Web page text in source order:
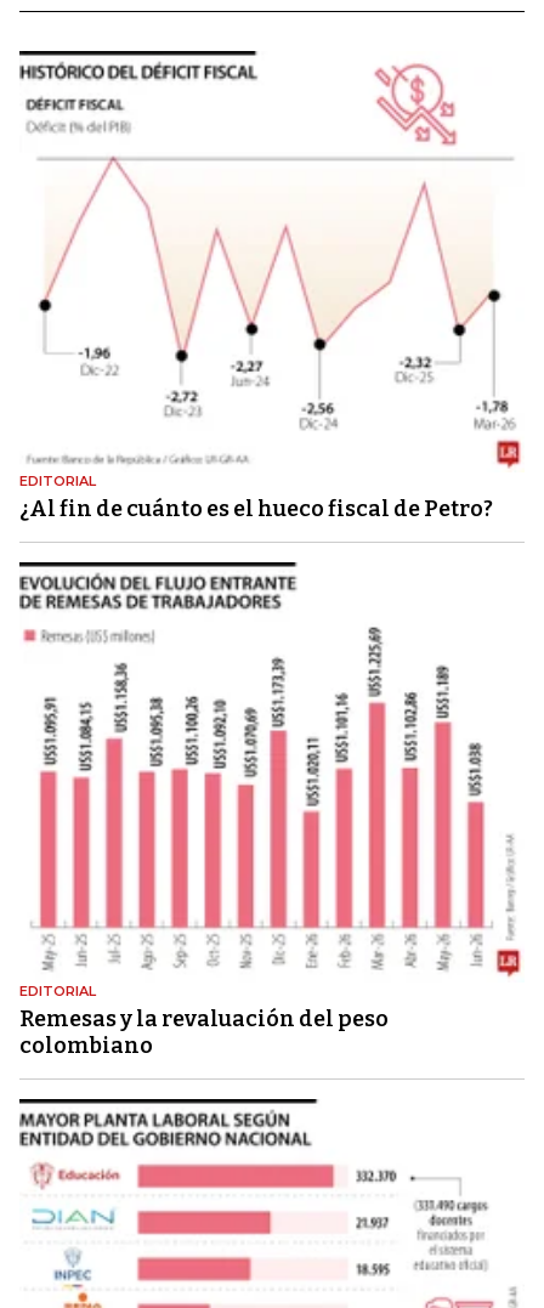
EDITORIAL
¿Al fin de cuánto es el hueco fiscal de Petro?
EDITORIAL
Remesas y la revaluación del peso
colombiano